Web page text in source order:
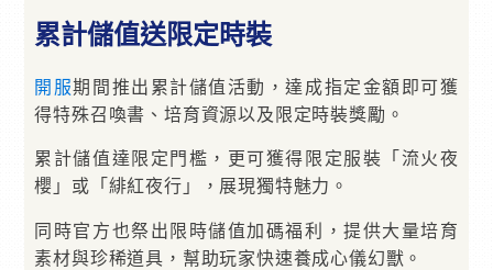
累計儲值送限定時裝
開服期間推出累計儲值活動，達成指定金額即可獲
得特殊召喚書、培育資源以及限定時裝獎勵。
累計儲值達限定門檻，更可獲得限定服裝「流火夜
櫻」或「緋紅夜行」，展現獨特魅力。
同時官方也祭出限時儲值加碼福利，提供大量培育
素材與珍稀道具，幫助玩家快速養成心儀幻獸。